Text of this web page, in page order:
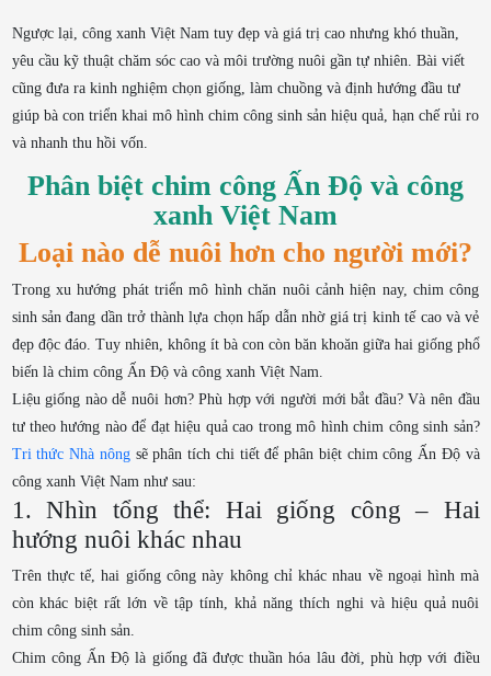
Ngược lại, công xanh Việt Nam tuy đẹp và giá trị cao nhưng khó thuần,
yêu cầu kỹ thuật chăm sóc cao và môi trường nuôi gần tự nhiên. Bài viết
cũng đưa ra kinh nghiệm chọn giống, làm chuồng và định hướng đầu tư
giúp bà con triển khai mô hình chim công sinh sản hiệu quả, hạn chế rủi ro
và nhanh thu hồi vốn.
Phân biệt chim công Ấn Độ và công
xanh Việt Nam
Loại nào dễ nuôi hơn cho người mới?
Trong xu hướng phát triển mô hình chăn nuôi cảnh hiện nay, chim công
sinh sản đang dần trở thành lựa chọn hấp dẫn nhờ giá trị kinh tế cao và vẻ
đẹp độc đáo. Tuy nhiên, không ít bà con còn băn khoăn giữa hai giống phổ
biến là chim công Ấn Độvà công xanh Việt Nam.
Liệu giống nào dễ nuôi hơn? Phù hợp với người mới bắt đầu? Và nên đầu
tư theo hướng nào để đạt hiệu quả cao trong mô hình chim công sinh sản?
Tri thức Nhà nôngsẽ phân tích chi tiết để phân biệt chim công Ấn Độ và
công xanh Việt Nam như sau:
1. Nhìn tổng thể: Hai giống công – Hai
hướng nuôi khác nhau
Trên thực tế, hai giống công này không chỉ khác nhau về ngoại hình mà
còn khác biệt rất lớn về tập tính, khả năng thích nghi và hiệu quả nuôi
chim công sinh sản.
Chim công Ấn Độ là giống đã được thuần hóa lâu đời, phù hợp với điều